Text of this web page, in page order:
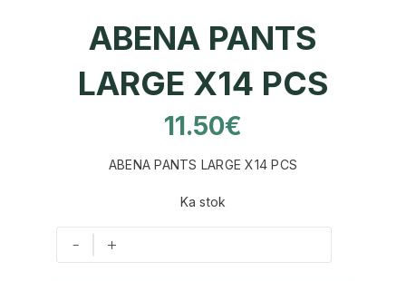
ABENA PANTS
LARGE X14 PCS
11.50€
ABENA PANTS LARGE X14 PCS
Ka stok
- +